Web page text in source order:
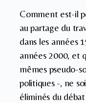
Comment est-il
au partage du
dans les années
années 2000, et
mêmes pseudo-
politiques -, ne
éliminés du